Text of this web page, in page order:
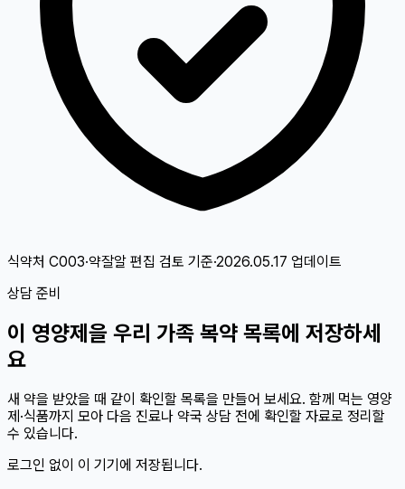
식약처 C003·약잘알 편집 검토 기준·2026.05.17 업데이트
상담 준비
이 영양제 을 우리 가족 복약 목록에 저장하세
요
새 약을 받았을 때 같이 확인할 목록을 만들어 보세요. 함께 먹는 영양
제·식품까지 모아 다음 진료나 약국 상담 전에 확인할 자료로 정리할
수 있습니다.
로그인 없이 이 기기에 저장됩니다.